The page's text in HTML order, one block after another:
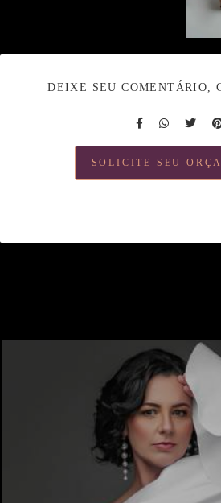
DEIXE SEU COMENTÁRIO,
SOLICITE SEU